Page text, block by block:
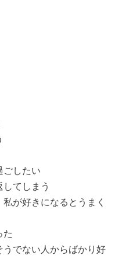
ごしたい
てしまう
が好きになるとうまく
た
でない人からばかり好